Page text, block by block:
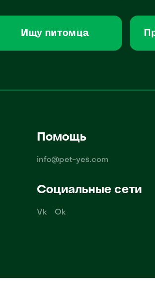
Ищу питомца
Помощь
info@pet-yes.com
Социальные сети
Vk Ok